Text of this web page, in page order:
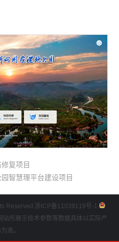
复项目
智慧理平台建设项目
Reserved.浙ICP备11039119号-1
站所展示技术参数等数据具体以实际产
准。